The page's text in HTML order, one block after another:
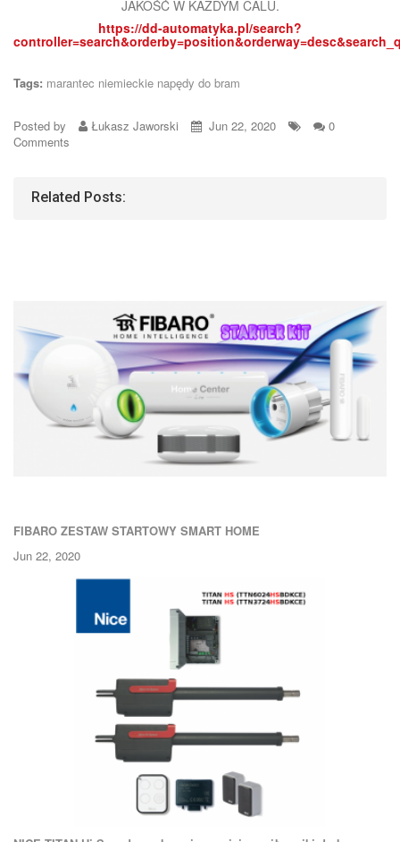
JAKOŚĆ W KAŹDYM CALU.
https://dd-automatyka.pl/search?
Tags: marantec niemieckie napędy do bram
Posted by Łukasz Jaworski Jun 22, 2020
0
Comments
Related Posts:
FIBARO ZESTAW STARTOWY SMART HOME
Jun 22, 2020